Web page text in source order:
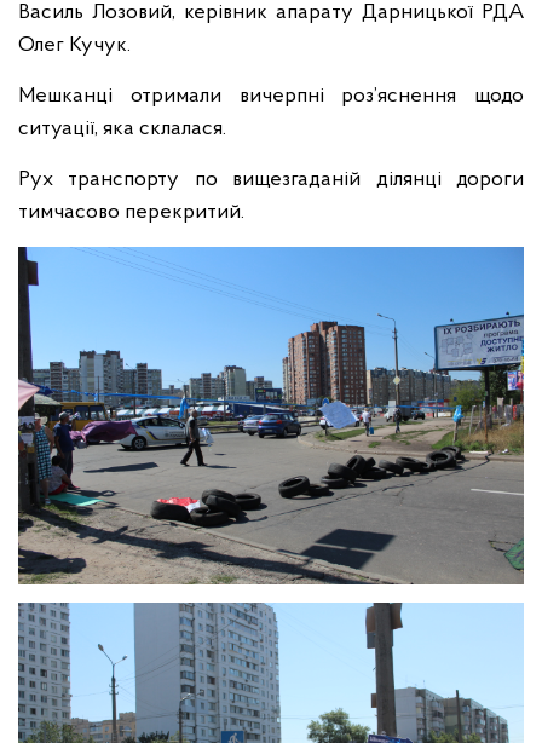
Василь Лозовий, керівник апарату Дарницької РДА
Олег Кучук.
Мешканці отримали вичерпні роз’яснення щодо
ситуації, яка склалася.
Рух транспорту по вищезгаданій ділянці дороги
тимчасово перекритий.